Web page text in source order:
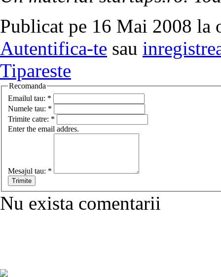
Publicat pe 16 Mai 2008 la
Autentifica-te sau
Tipareste
Recomanda
Emailul tau: *
Numele tau: *
Trimite catre: *
Enter the email addres.
Mesajul tau: *
Nu exista comentarii